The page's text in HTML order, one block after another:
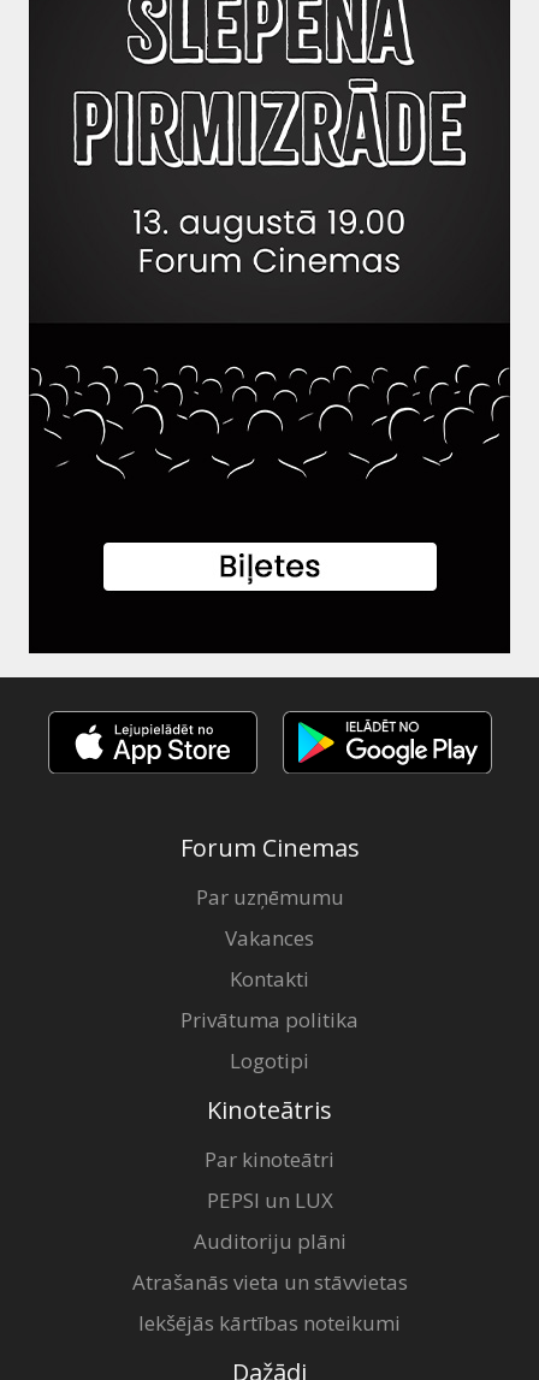
Forum Cinemas
Par uzņēmumu
Vakances
Kontakti
Privātuma politika
Logotipi
Kinoteātris
Par kinoteātri
PEPSI un LUX
Auditoriju plāni
Atrašanās vieta un stāvvietas
Iekšējās kārtības noteikumi
Dažādi